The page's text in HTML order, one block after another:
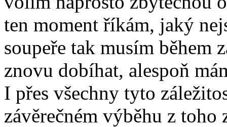
ten moment říkám, jaký
soupeře tak musím během
znovu dobíhat, alespoň
I přes všechny tyto
závěrečném výběhu z toho